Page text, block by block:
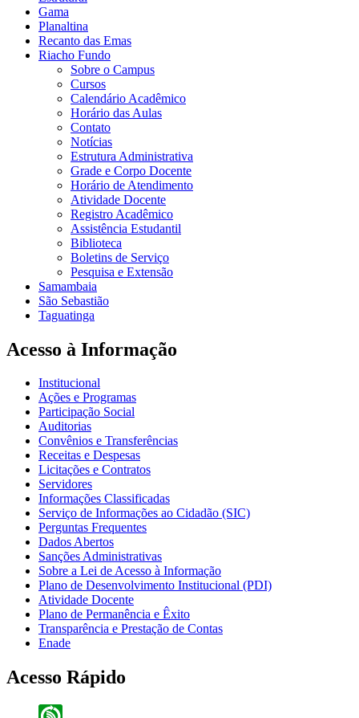
Gama
Planaltina
Recanto das Emas
Riacho Fundo
Sobre o Campus
Cursos
Calendário Acadêmico
Horário das Aulas
Contato
Notícias
Estrutura Administrativa
Grade e Corpo Docente
Horário de Atendimento
Atividade Docente
Registro Acadêmico
Assistência Estudantil
Biblioteca
Boletins de Serviço
Pesquisa e Extensão
Samambaia
São Sebastião
Taguatinga
Acesso à Informação
Institucional
Ações e Programas
Participação Social
Auditorias
Convênios e Transferências
Receitas e Despesas
Licitações e Contratos
Servidores
Informações Classificadas
Serviço de Informações ao Cidadão (SIC)
Perguntas Frequentes
Dados Abertos
Sanções Administrativas
Sobre a Lei de Acesso à Informação
Plano de Desenvolvimento Institucional (PDI)
Atividade Docente
Plano de Permanência e Êxito
Transparência e Prestação de Contas
Enade
Acesso Rápido